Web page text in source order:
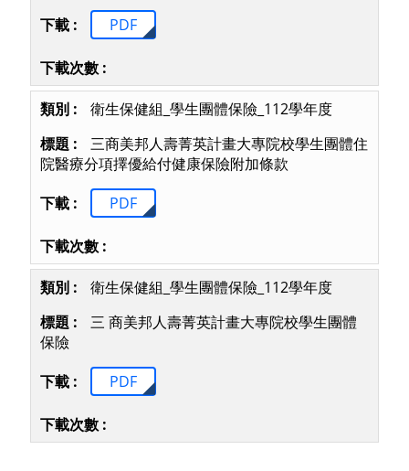
PDF
衛生保健組_學生團體保險_112學年度
三商美邦人壽菁英計畫大專院校學生團體住
院醫療分項擇優給付健康保險附加條款
PDF
衛生保健組_學生團體保險_112學年度
三 商美邦人壽菁英計畫大專院校學生團體
保險
PDF